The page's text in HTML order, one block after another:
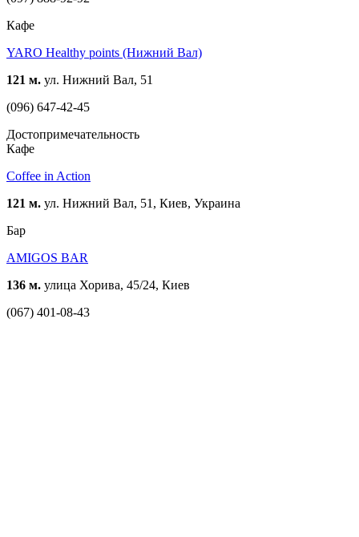
Кафе
YARO Healthy points (Нижний Вал)
121 м. ул. Нижний Вал, 51
(096) 647-42-45
Достопримечательность
Кафе
Coffee in Action
121 м. ул. Нижний Вал, 51, Киев, Украина
Бар
AMIGOS BAR
136 м. улица Хорива, 45/24, Киев
(067) 401-08-43